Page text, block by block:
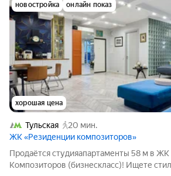
новостройка онлайн показ
хорошая цена
Тульская
20 мин.
ЖК «Резиденции композиторов»
Продаётся студияапартаменты 58 м в
Композиторов (бизнескласс)! Ищете